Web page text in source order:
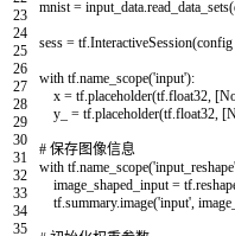
23
24
25
26
27
28
29
30
31
32
33
34
35
mnist = input_data read_data_sets(
sess = tf InteractiveSession(config
with tf name_scope('input'):
x = tf placeholder(tf float32 [
y_
= tf placeholder(tf float32 [
# 保存图像信息
with tf name_scope('input_reshape'
image_shaped_input = tf
tf summary.image('input'